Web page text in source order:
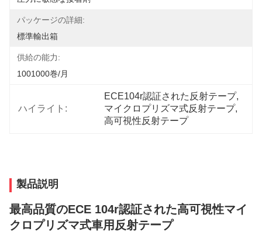
パッケージの詳細:
標準輸出箱
供給の能力:
1001000巻/月
ハイライト:
ECE104r認証された反射テープ,
マイクロプリズマ式反射テープ,
高可視性反射テープ
製品説明
最高品質のECE 104r認証された高可視性マイ
クロプリズマ式車用反射テープ